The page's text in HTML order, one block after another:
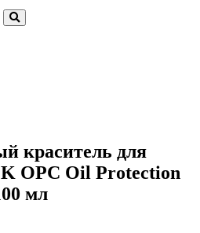
краситель для
OPC Oil Protection
мл